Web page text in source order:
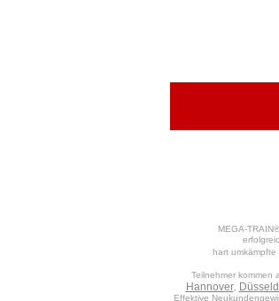
MEGA-
hart umkämpfte
Teilnehmer kommen
Hannover,
Effektive